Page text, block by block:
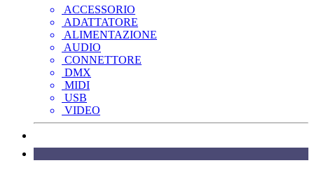
ACCESSORIO
ADATTATORE
ALIMENTAZIONE
AUDIO
CONNETTORE
DMX
MIDI
USB
VIDEO